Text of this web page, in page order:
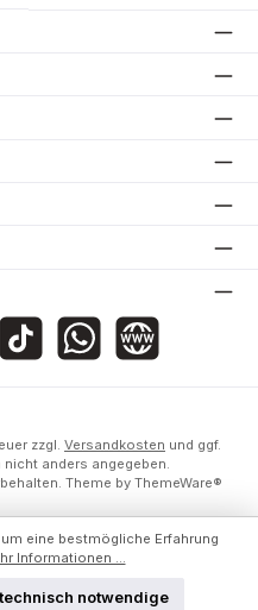
as_shisha_2020
AS ShishaWebsite
zzgl. Versandkosten und ggf.
anders angegeben.
Theme by ThemeWare®
eine bestmögliche Erfahrung
Informationen ...
notwendige